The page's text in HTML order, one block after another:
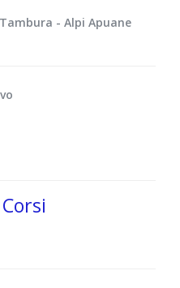
- Alpi Apuane